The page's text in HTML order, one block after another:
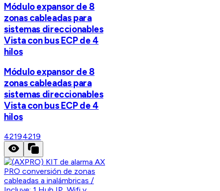
Módulo expansor de 8
zonas cableadas para
sistemas direccionables
Vista con bus ECP de 4
hilos
Módulo expansor de 8
zonas cableadas para
sistemas direccionables
Vista con bus ECP de 4
hilos
42194219